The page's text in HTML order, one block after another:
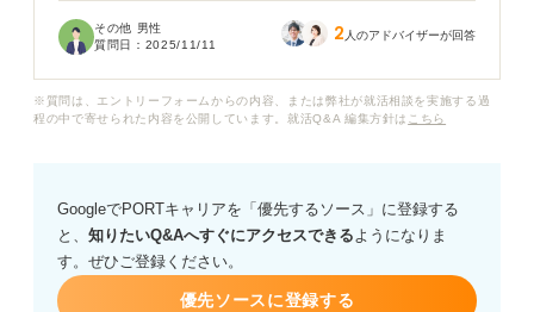
きたいです。
その他 男性
質問日： 2025/11/11 2 人のアドバイザーが回答
※質問は、エントリーフォームからの内容、または弊社が就活相談を実施する過
程の中で寄せられた内容を公開しています。就活Q&A 編集方針は こちら
GoogleでPORTキャリアを「優先するソース」に登録する
と、 知りたいQ&Aへすぐにアクセスできるようになりま
す。ぜひご登録ください。
優先ソースに登録する